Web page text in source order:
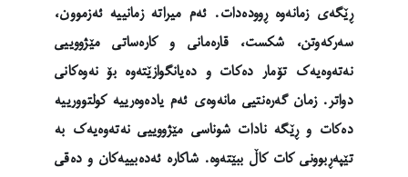
ڕێگەی زمانەوە ڕوودەدات. ئەم میراتە زمانییە ئەزموون،
سەرکەوتن، شکست، قارەمانی و کارەساتی مێژووییی
نەتەوەیەک تۆمار دەکات و دەیانگوازێتەوە بۆ نەوەکانی
دواتر. زمان گەرەنتیی مانەوەی ئەم یادەوەرییە کولتوورییە
دەکات و ڕێگە نادات شوناسی مێژووییی نەتەوەیەک بە
تێپەڕبوونی کات کاڵ ببێتەوە. شاکارە ئەدەبییەکان و دەقی